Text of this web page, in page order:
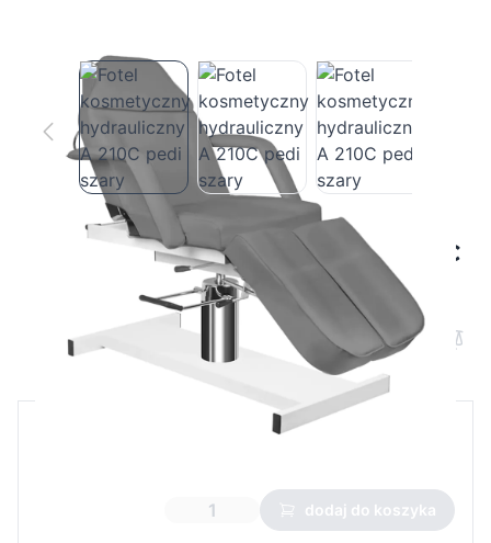
Fotel kosmetyczny hydrauliczny A 210C
Cena detaliczna
dodaj do koszyka